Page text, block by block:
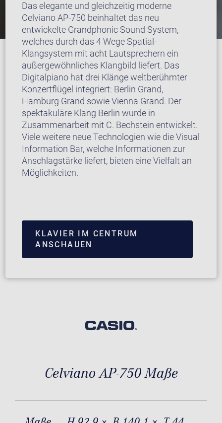
Das elegante und gleichzeitig moderne
Celviano AP-750 beinhaltet das neu
entwickelte Grandphonic Sound System,
welches durch das 4 Wege Spatial-
Klangsystem mit acht Lautsprechern ein
außergewöhnliches Klangbild liefert. Das
Digitalpiano hat drei Klänge weltberühmter
Konzertflügel integriert: Berlin Grand,
Hamburg Grand sowie Vienna Grand. Der
spektakuläre Klang Berlin wurde in
Zusammenarbeit mit C. Bechstein entwickelt.
Viele weitere neue Technologien wie die Visual
Information Bar, welche Informationen zur
Anschlagstärke liefert, bieten eine Vielfalt an
Möglichkeiten.
KLAVIER IM CENTRUM
ANSCHAUEN
Celviano AP-750 Maße